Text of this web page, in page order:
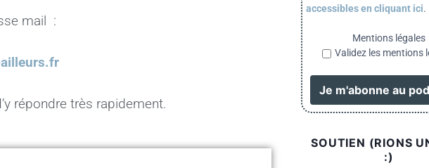
mail :
répondre très rapidement.
accessibles en cliquant ici.
Mentions légales
Validez les mentions
SOUTIEN (RIONS
:)